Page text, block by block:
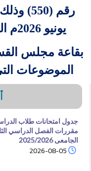
يونيو 2026م الساعة العاشرة
بقاعة مجلس
الموضوعات
جدول امتحانات طلاب
مقررات الفصل الدراسي
الجامعى 2025/2026
2026-08-05